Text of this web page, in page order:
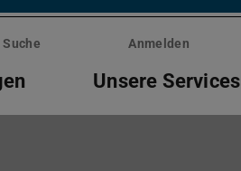
Suche Anmelden
Unsere Services